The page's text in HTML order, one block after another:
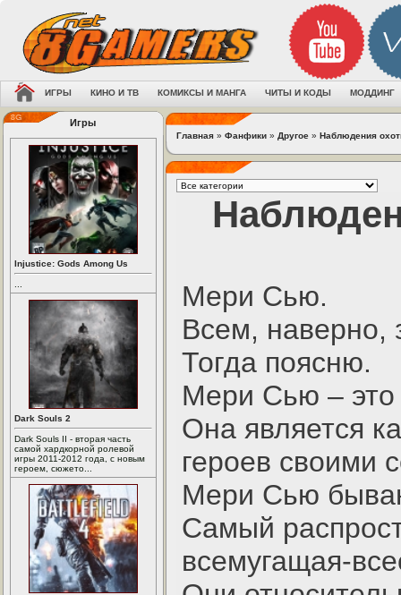
ИГРЫ КИНО И ТВ КОМИКСЫ И МАНГА ЧИТЫ И КОДЫ МОДДИНГ
Игры
Injustice: Gods Among Us
Dark Souls 2
Dark Souls II - вторая часть
самой хардкорной ролевой
игры 2011-2012 года, с новым
героем, сюжето...
Главная » Фанфики » Другое » Наблюдения
Мери Сью.
Всем, наверно,
Тогда поясню.
Мери Сью –
Она является
героев своими
Мери Сью
Самый
всемугащая-